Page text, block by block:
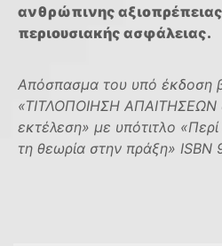
ανθρώπινης αξιοπρέπειας
περιουσιακής ασφάλειας.
Απόσπασμα του υπό έκδοση
«ΤΙΤΛΟΠΟΙΗΣΗ ΑΠΑΙΤΗΣΕΩΝ
εκτέλεση» με υπότιτλο
τη θεωρία στην πράξη»